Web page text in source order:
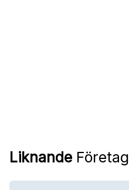
Liknande Företag